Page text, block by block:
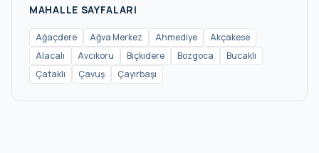
Kabakoz
Kadıköy
Kalem
Karabeyli
MAHALLE SAYFALARI
Ağaçdere Ağva Merkez Ahmediye
Akçakese
Alacalı
Avcıkoru Bıçkıdere Bozgoca
Bucaklı
Çataklı
Çavuş Çayırbaşı